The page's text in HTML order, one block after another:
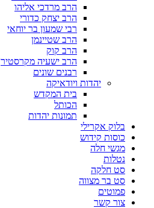
הרב מרדכי אליהו
הרב יצחק כדורי
רבי שמעון בר יוחאי
הרב שטיינמן
הרב קוק
הרב ישעיה מקרסטיר
רבנים שונים
יהדות ויודאיקה
בית המקדש
הכותל
תמונות יהדות
בלוק אקרילי
כוסות קידוש
מגשי חלה
נטלות
סט חלקה
סט בר מצווה
פמוטים
צור קשר